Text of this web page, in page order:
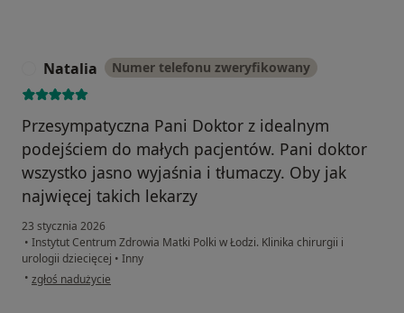
Natalia Numer telefonu zweryfikowany
Przesympatyczna Pani Doktor z idealnym
podejściem do małych pacjentów. Pani doktor
wszystko jasno wyjaśnia i tłumaczy. Oby jak
najwięcej takich lekarzy
23 stycznia 2026
• Instytut Centrum Zdrowia Matki Polki w Łodzi. Klinika chirurgii i
urologii dziecięcej • Inny
• w opinii użytkownika Natalia
zgłoś nadużycie